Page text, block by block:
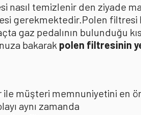
nasıl temizlenir den ziyade
gerekmektedir.Polen filtresi
gaz pedalının bulunduğu
bakarak polen filtresinin
müşteri memnuniyetini en
aynı zamanda